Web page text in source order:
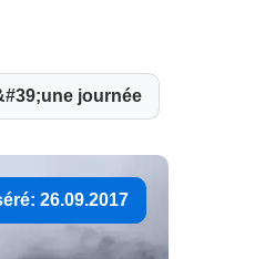
journée
26.09.2017